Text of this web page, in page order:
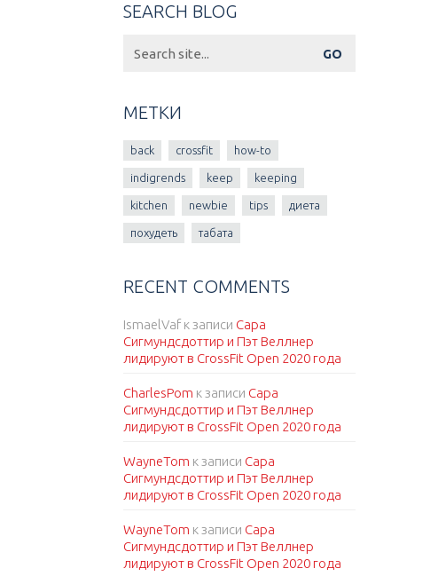
SEARCH BLOG
for:
МЕТКИ
back crossfit how-to
indigrends keep keeping
kitchen newbie tips диета
похудеть табата
RECENT COMMENTS
IsmaelVafк записи Сара
Сигмундсдоттир и Пэт Веллнер
лидируют в CrossFit Open 2020 года
CharlesPom к записи Сара
Сигмундсдоттир и Пэт Веллнер
лидируют в CrossFit Open 2020 года
WayneTom к записи Сара
Сигмундсдоттир и Пэт Веллнер
лидируют в CrossFit Open 2020 года
WayneTom к записи Сара
Сигмундсдоттир и Пэт Веллнер
лидируют в CrossFit Open 2020 года